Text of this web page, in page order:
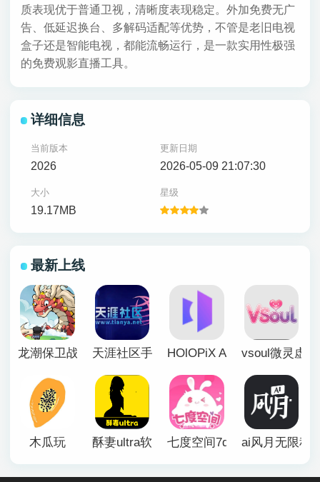
质表现优于普通卫视，清晰度表现稳定。外加免费无广
告、低延迟换台、多解码适配等优势，不管是老旧电视
盒子还是智能电视，都能流畅运行，是一款实用性极强
的免费观影直播工具。
详细信息
当前版本
2026
更新日期
2026-05-09 21:07:30
大小
19.17MB
星级
最新上线
龙潮保卫战 天涯社区手机版HOlOPiX AI手机版vsoul微灵虚
木瓜玩 酥妻ultra软件 七度空间7duapp正版
ai风月无限积